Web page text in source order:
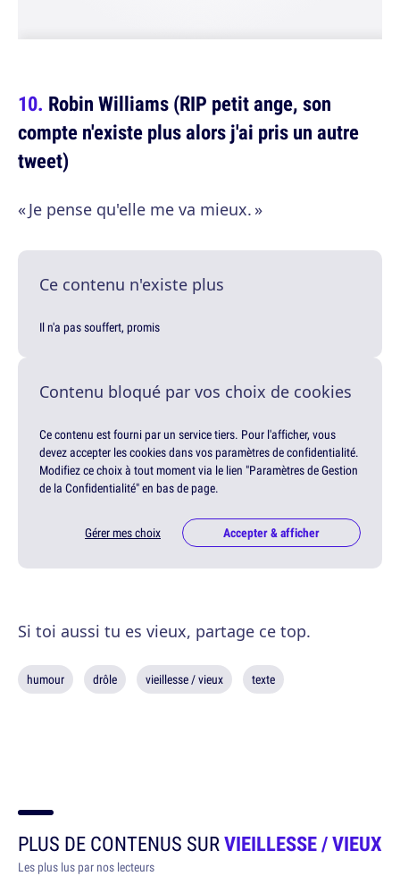
Robin Williams (RIP petit ange, son
compte n'existe plus alors j'ai pris un autre
tweet)
« Je pense qu'elle me va mieux. »
Ce contenu n'existe plus
Il n'a pas souffert, promis
Contenu bloqué par vos choix de cookies
Ce contenu est fourni par un service tiers. Pour l'afficher, vous
devez accepter les cookies dans vos paramètres de confidentialité.
Modifiez ce choix à tout moment via le lien "Paramètres de Gestion
de la Confidentialité" en bas de page.
Gérer mes choix Accepter & afficher
Si toi aussi tu es vieux, partage ce top.
humour drôle vieillesse / vieux texte
PLUS DE CONTENUS SURVIEILLESSE / VIEUX
Les plus lus par nos lecteurs